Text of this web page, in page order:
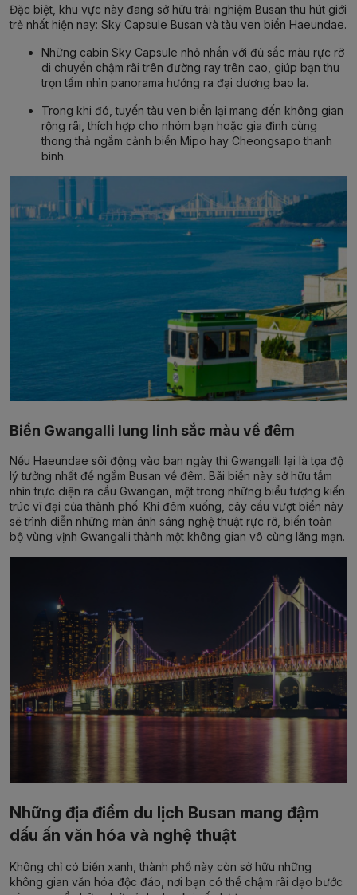
Đặc biệt, khu vực này đang sở hữutrải nghiệm Busan thu hút giới
trẻ nhất hiện nay: Sky Capsule Busan vàtàu ven biển Haeundae.
Những cabin Sky Capsule nhỏ nhắn với đủ sắc màu rực rỡ
di chuyển chậm rãi trên đường ray trên cao, giúp bạn thu
trọn tầm nhìn panorama hướng ra đại dương bao la.
Trong khi đó, tuyến tàu ven biển lại mang đến không gian
rộng rãi, thích hợp cho nhóm bạn hoặc gia đình cùng
thong thả ngắm cảnh biển Mipo hay Cheongsapo thanh
bình.
Biển Gwangalli lung linh sắc màu về đêm
Nếu Haeundae sôi động vào ban ngày thì Gwangalli lại là tọa độ
lý tưởng nhất để ngắm Busan về đêm. Bãi biển này sở hữu tầm
nhìn trực diện ra cầu Gwangan, một trong những biểu tượng kiến
trúc vĩ đại của thành phố. Khi đêm xuống, cây cầu vượt biển này
sẽ trình diễn những màn ánh sáng nghệ thuật rực rỡ, biến toàn
bộ vùng vịnh Gwangalli thành một không gian vô cùng lãng mạn.
Những địa điểm du lịch Busan mang đậm
dấu ấn văn hóa và nghệ thuật
Không chỉ có biển xanh, thành phố này còn sở hữu những
không gian văn hóa độc đáo, nơi bạn có thể chậm rãi dạo bước